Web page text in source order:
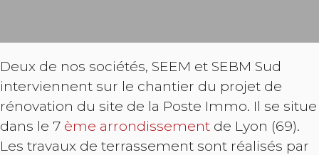
Deux de nos sociétés, SEEM et SEBM Sud
interviennent sur le chantier du projet de
rénovation du site de la Poste Immo. Il se situe
dans le 7 ème arrondissement de Lyon (69).
Les travaux de terrassement sont réalisés par